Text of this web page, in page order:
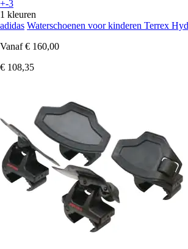
+-3
1 kleuren
adidas Waterschoenen voor kinderen Terrex
Vanaf € 160,00
€ 108,35